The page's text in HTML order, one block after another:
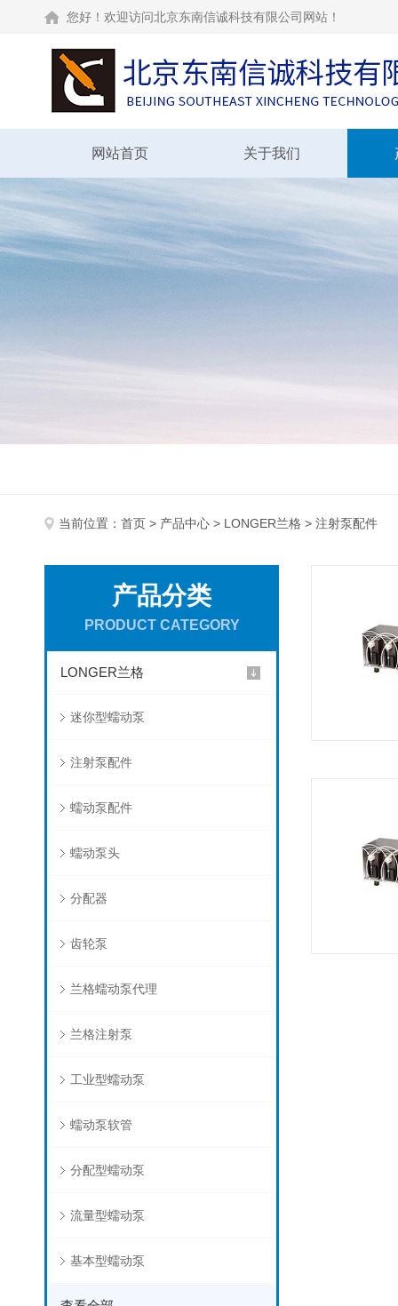
您好！欢迎访问北京东南信诚科技有限公司网站！
网站首页 关于我们
当前位置： 首页 > 产品中心 > LONGER兰格 > 注射泵配件
产品分类
PRODUCT CATEGORY
LONGER兰格
迷你型蠕动泵
注射泵配件
蠕动泵配件
蠕动泵头
分配器
齿轮泵
兰格蠕动泵代理
兰格注射泵
工业型蠕动泵
蠕动泵软管
分配型蠕动泵
流量型蠕动泵
基本型蠕动泵